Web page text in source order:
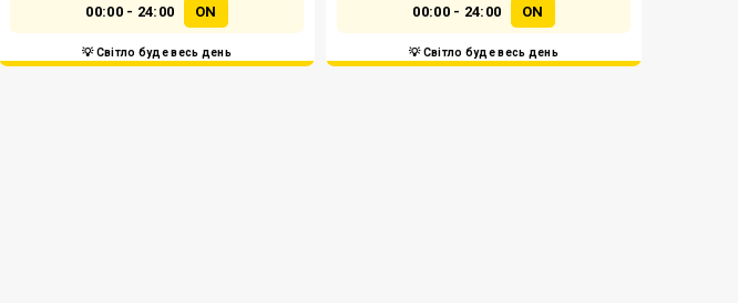
00:00 - 24:00 ON
💡 Світло буде весь день
00:00 - 24:00 ON
💡 Світло буде весь день